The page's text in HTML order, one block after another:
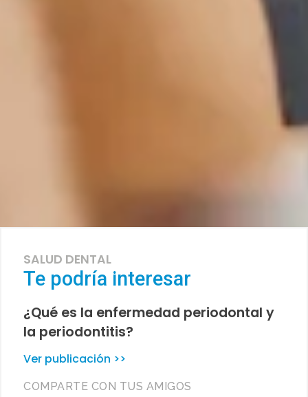
SALUD DENTAL
Te podría interesar
¿Qué es la enfermedad periodontal y
la periodontitis?
Ver publicación >>
COMPARTE CON TUS AMIGOS